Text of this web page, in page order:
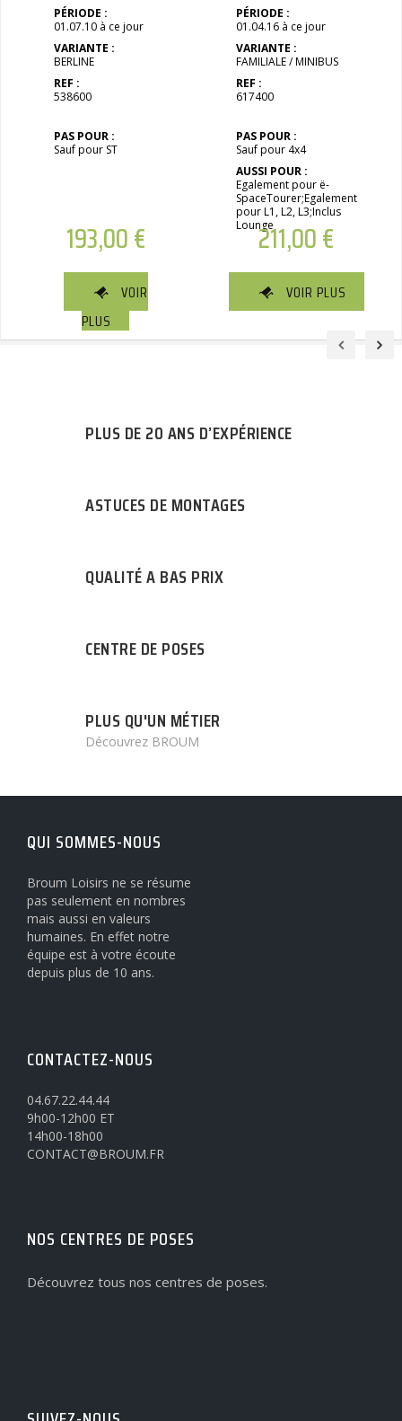
PÉRIODE :
01.07.10 à ce jour
VARIANTE :
BERLINE
REF :
538600
PAS POUR :
Sauf pour ST
193,00€
VOIR
PLUS
PÉRIODE :
01.04.16 à ce jour
VARIANTE :
FAMILIALE / MINIBUS
REF :
617400
PAS POUR :
Sauf pour 4x4
AUSSI POUR :
Egalement pour ë-
SpaceTourer;Egalement
pour L1, L2, L3;Inclus
Lounge211,00€
VOIR PLUS
PLUS DE 20 ANS D’EXPÉRIENCE
ASTUCES DE MONTAGES
QUALITÉ A BAS PRIX
CENTRE DE POSES
PLUS QU'UN MÉTIER
Découvrez BROUM
QUI SOMMES-NOUS
Broum Loisirs ne se résume
pas seulement en nombres
mais aussi en valeurs
humaines. En effet notre
équipe est à votre écoute
depuis plus de 10 ans.
CONTACTEZ-NOUS
04.67.22.44.44
9h00-12h00 ET
14h00-18h00
CONTACT@BROUM.FR
NOS CENTRES DE POSES
Découvrez tous nos centres de poses.